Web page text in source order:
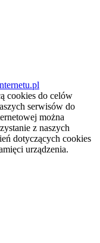
cookies do celów
serwisów do
można
z naszych
dotyczących cookies
urządzenia.